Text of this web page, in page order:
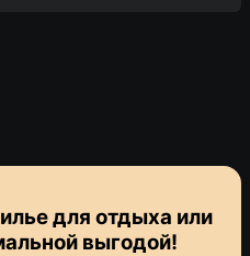
для отдыха или
выгодой!